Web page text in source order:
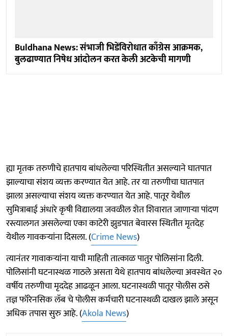
Buldhana News: संभाजी भिडेंविरोधात काँग्रेस आक्रमक,
बुलढाण्यात निषेध आंदोलन करत केली अटकेची मागणी
ह्या मृतक तरुणीचे हातपाय बांधलेल्या परिस्थितीत असल्याने घातपात
झाल्याचा संशय व्यक्त करण्यात येत आहे. तर या तरुणीचा घातपात
झाला असल्याचा संशय व्यक्त करण्यात येत आहे. पातूर येथील
सुमित्राबाई अंधारे कृषी विद्यालया जवळील शेत शिवारात जाणाऱ्या पांदण
रस्त्यालगत असलेल्या एका काटेरी झुडपात बेवारस स्थितीत मृतदेह
येथील गावकऱ्यांना दिसला. (Crime News)
त्यानंतर गावाकऱ्यांना याची माहिती तात्काळ पातुर पोलिसांना दिली.
पोलिसांनी घटनास्थळ गाठले असता येथे हातपाय बांधलेल्या अवस्थेत २०
वर्षीय तरुणीचा मृददेह आढळून आला. घटनास्थळी पातूर पोलीस ठसे
तज्ञ फॉरेनसिक लॅब चे पोलीस कर्मचारी घटनास्थळी दाखल झाले असून
अधिक तपास सुरु आहे. (Akola News)